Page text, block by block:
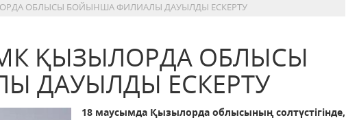
ОБЛЫСЫ БОЙЫНША ФИЛИАЛЫ ДАУЫЛДЫ ЕСКЕРТУ
ҚЫЗЫЛОРДА ОБЛЫСЫ
ДАУЫЛДЫ ЕСКЕРТУ
18 маусымда Қызылорда облысының солтүстігінде,